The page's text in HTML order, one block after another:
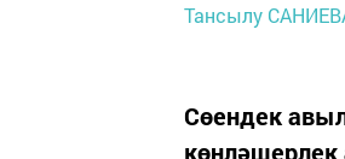
Тансылу
Сөендек